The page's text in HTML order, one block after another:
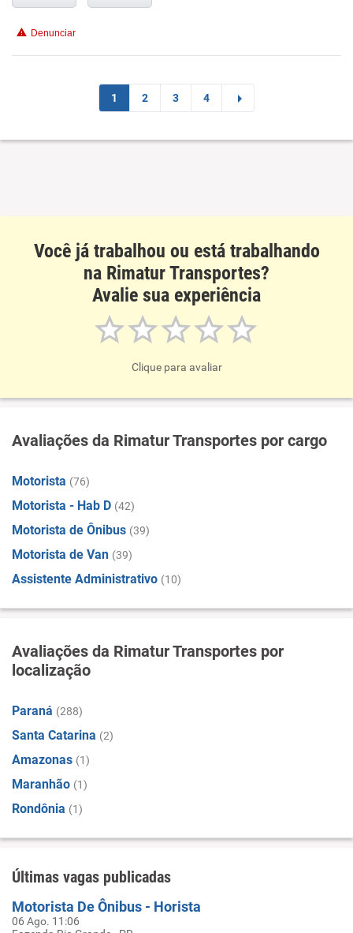
Benefícios
Recomenda esta empresa
Denunciar
1 2 3 4
Você já trabalhou ou está trabalhando
na Rimatur Transportes?
Avalie sua experiência
Clique para avaliar
Avaliações da Rimatur Transportes por cargo
Motorista (76)
Motorista - Hab D (42)
Motorista de Ônibus (39)
Motorista de Van (39)
Assistente Administrativo (10)
Avaliações da Rimatur Transportes por
localização
Paraná (288)
Santa Catarina (2)
Amazonas (1)
Maranhão (1)
Rondônia (1)
Últimas vagas publicadas
Motorista De Ônibus - Horista
06 Ago. 11:06